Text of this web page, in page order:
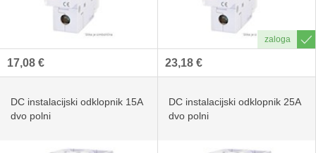
17,08 € 23,18 €
DC instalacijski odklopnik 15A
dvo polni
DC instalacijski odklopnik 25A
dvo polni